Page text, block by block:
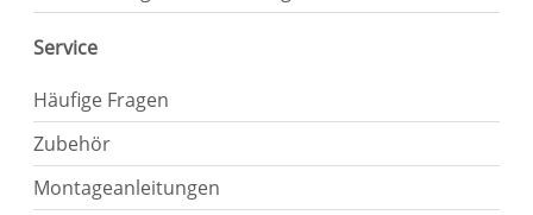
Service
Häufige Fragen
Zubehör
Montageanleitungen